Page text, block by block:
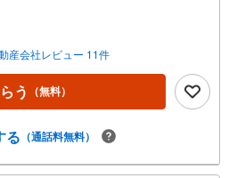
舗で展開中！こちらでは当社の強み
ご紹介！1.＜豊富な不動産知識＞戸
...と種別を問わず不動産を取り扱っ
施設や商業施設、子育て環境や行政
合し、お客様により良い物件選びをし
かりとサポートさせて頂きます。2.＜
など住宅に関する様々なご質問はもち
させて頂きます。各店舗ではキッズス
産会社レビュー 11件
う （無料）
る （通話料無料）